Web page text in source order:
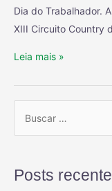
Dia do Trabalhador.
XIII Circuito Country
Leia mais »
Posts